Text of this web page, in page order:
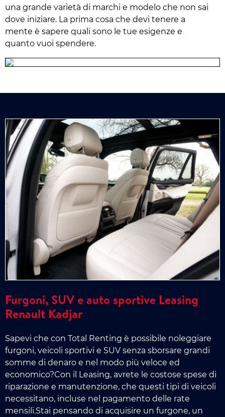
una grande varietà di marchi e modelo che non sai
dove iniziare. La prima cosa che devi tenere a
mente è sapere quali sono le tue esigenze e
quanto vuoi spendere.
Furgoni, SUV e auto sportive Leasing
Renault Kadjar
Sapevi che con Total Renting è possibile noleggiare
furgoni, veicoli sportivi e SUV senza sborsare grandi
somme di denaro e nel modo più veloce ed
economico?Con il Leasing, avrete le costose spese di
riparazione e manutenzione, che questi tipi di veicoli
necessitano, incluse nel pagamento delle rate
mensili.Stai pensando di acquisire un furgone, un